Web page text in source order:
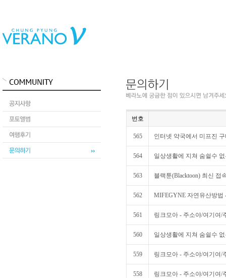
번호
565 인터넷 약국에서 미프진
564 일상생활에 지쳐 숨쉴수
563 블랙툰(Blacktoon) 최신 접
562 MIFEGYNE 자연유산방법
561 링크모아 - 주소야/여기여/
560 일상생활에 지쳐 숨쉴수
559 링크모아 - 주소야/여기여/
558 링크모아 - 주소야/여기여/